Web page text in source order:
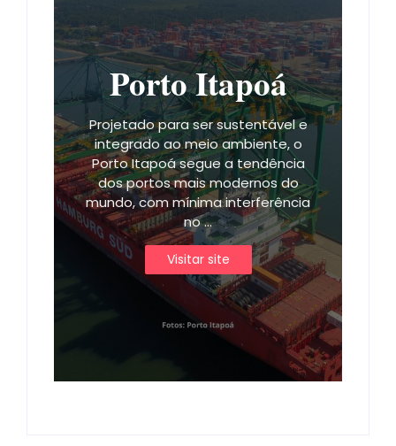
Porto Itapoá
Projetado para ser sustentável e
integrado ao meio ambiente, o
Porto Itapoá segue a tendência
dos portos mais modernos do
mundo, com mínima interferência
no ...
Visitar site